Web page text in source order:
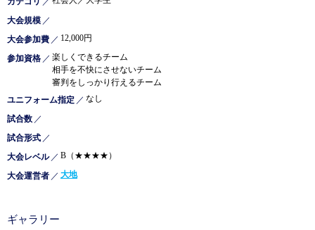
大会規模 ／
大会参加費 ／ 12,000円
参加資格 ／ 楽しくできるチーム
相手を不快にさせないチーム
審判をしっかり行えるチーム
ユニフォーム指定 ／ なし
試合数 ／
試合形式 ／
大会レベル ／ B（★★★★）
大会運営者 ／ 大地
ギャラリー